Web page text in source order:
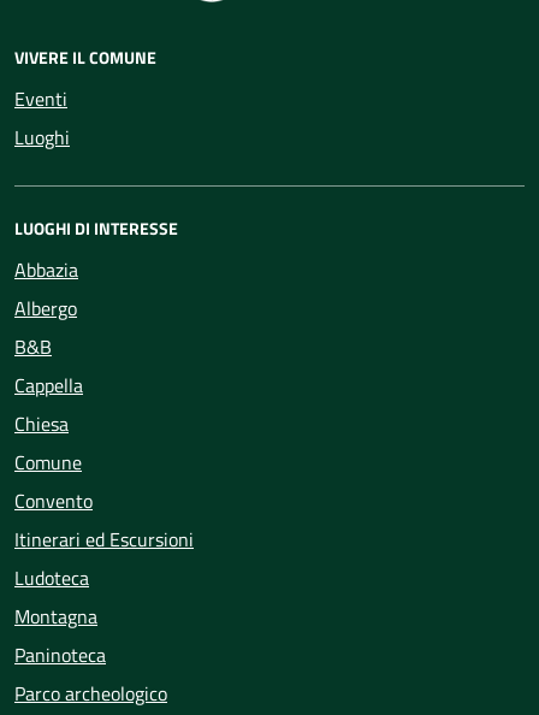
VIVERE IL COMUNE
Eventi
Luoghi
LUOGHI DI INTERESSE
Abbazia
Albergo
B&B
Cappella
Chiesa
Comune
Convento
Itinerari ed Escursioni
Ludoteca
Montagna
Paninoteca
Parco archeologico